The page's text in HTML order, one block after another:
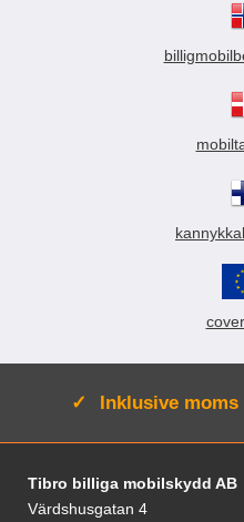
Aktiv:
Inklusive moms
Sidfot Blandad info
Tibro billiga mobilskydd AB
Värdshusgatan 4